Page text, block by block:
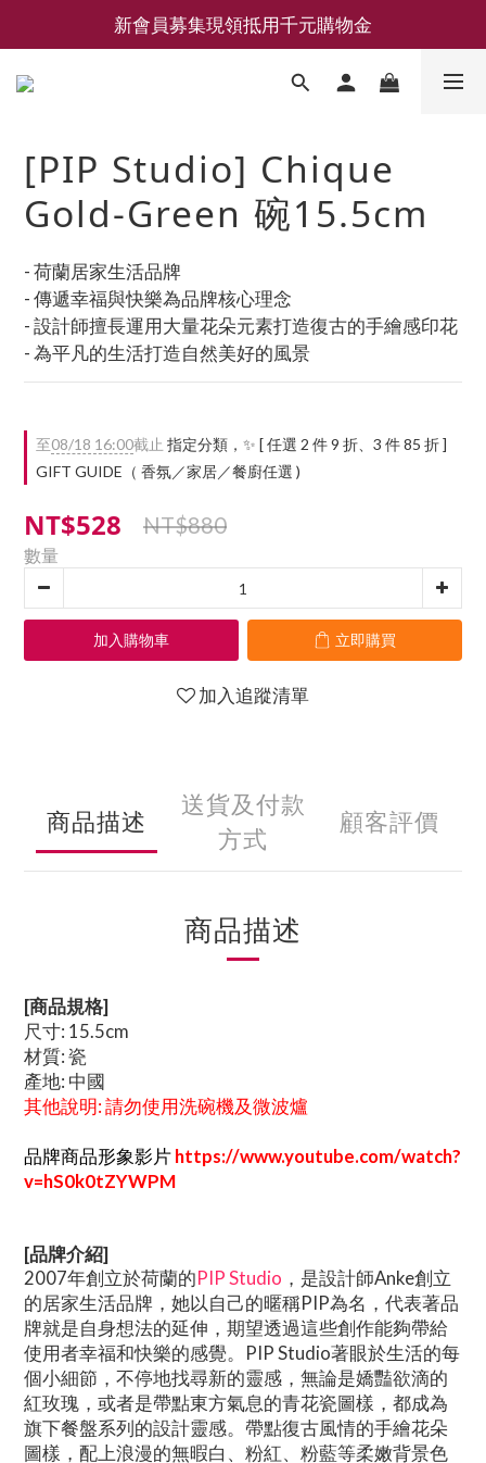
新會員募集現領抵用千元購物金
新會員募集現領抵用千元購物金
LEMAIRE 經典可頌包 NEW ARRIVAL
新會員募集現領抵用千元購物金
[PIP Studio] Chique
Gold-Green 碗15.5cm
- 荷蘭居家生活品牌
- 傳遞幸福與快樂為品牌核心理念
- 設計師擅長運用大量花朵元素打造復古的手繪感印花
- 為平凡的生活打造自然美好的風景
至08/18 16:00截止 指定分類，✨ [ 任選 2 件 9 折、3 件 85 折 ]
GIFT GUIDE（ 香氛／家居／餐廚任選 )
NT$528 NT$880
數量
加入購物車 立即購買
加入追蹤清單
商品描述
送貨及付款
方式
顧客評價
商品描述
[商品規格]
尺寸: 15.5cm
材質: 瓷
產地: 中國
其他說明: 請勿使用洗碗機及微波爐
品牌商品形象影片https://www.youtube.com/watch?
v=hS0k0tZYWPM
[品牌介紹]
2007年創立於荷蘭的PIP Studio ，是設計師Anke創立
的居家生活品牌，她以自己的暱稱PIP為名，代表著品
牌就是自身想法的延伸，期望透過這些創作能夠帶給
使用者幸福和快樂的感覺。PIP Studio著眼於生活的每
個小細節，不停地找尋新的靈感，無論是嬌豔欲滴的
紅玫瑰，或者是帶點東方氣息的青花瓷圖樣，都成為
旗下餐盤系列的設計靈感。帶點復古風情的手繪花朵
圖樣，配上浪漫的無暇白、粉紅、粉藍等柔嫩背景色